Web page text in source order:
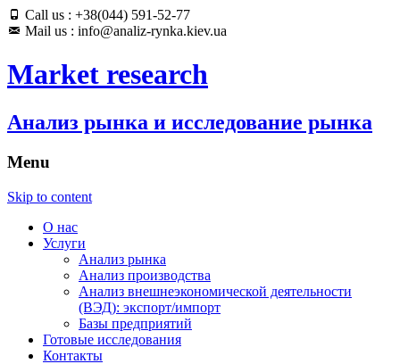
Call us : +38(044) 591-52-77
Mail us : info@analiz-rynka.kiev.ua
Market research
Анализ рынка и исследование рынка
Menu
Skip to content
О нас
Услуги
Анализ рынка
Анализ производства
Анализ внешнеэкономической деятельности
(ВЭД): экспорт/импорт
Базы предприятий
Готовые исследования
Контакты